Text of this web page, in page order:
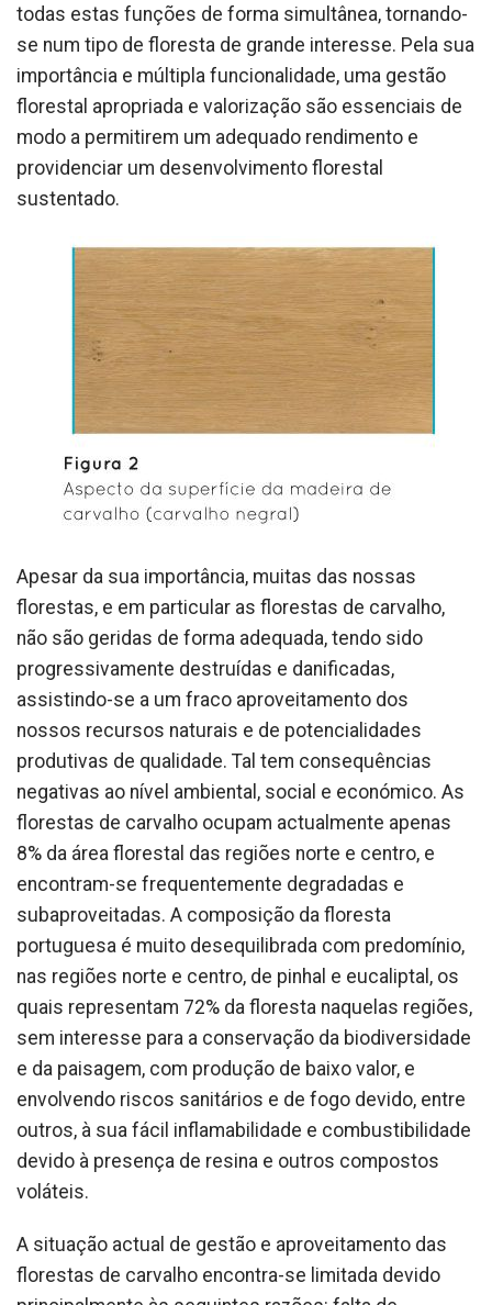
todas estas funções de forma simultânea, tornando-
se num tipo de floresta de grande interesse. Pela sua
importância e múltipla funcionalidade, uma gestão
florestal apropriada e valorização são essenciais de
modo a permitirem um adequado rendimento e
providenciar um desenvolvimento florestal
sustentado.
Apesar da sua importância, muitas das nossas
florestas, e em particular as florestas de carvalho,
não são geridas de forma adequada, tendo sido
progressivamente destruídas e danificadas,
assistindo-se a um fraco aproveitamento dos
nossos recursos naturais e de potencialidades
produtivas de qualidade. Tal tem consequências
negativas ao nível ambiental, social e económico. As
florestas de carvalho ocupam actualmente apenas
8% da área florestal das regiões norte e centro, e
encontram-se frequentemente degradadas e
subaproveitadas. A composição da floresta
portuguesa é muito desequilibrada com predomínio,
nas regiões norte e centro, de pinhal e eucaliptal, os
quais representam 72% da floresta naquelas regiões,
sem interesse para a conservação da biodiversidade
e da paisagem, com produção de baixo valor, e
envolvendo riscos sanitários e de fogo devido, entre
outros, à sua fácil inflamabilidade e combustibilidade
devido à presença de resina e outros compostos
voláteis.
A situação actual de gestão e aproveitamento das
florestas de carvalho encontra-se limitada devido